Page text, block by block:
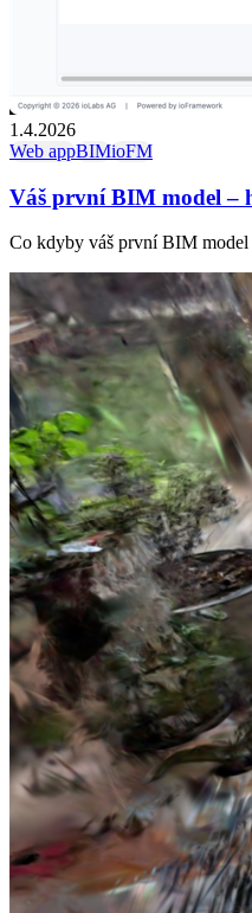
1.4.2026
Web appBIMioFM
Váš první BIM model –
Co kdyby váš první BIM model